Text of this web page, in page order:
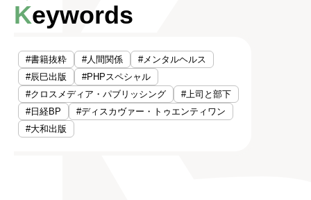
Keywords
#書籍抜粋 #人間関係
#メンタルヘルス
#辰巳出版
#PHPスペシャル
#クロスメディア・パブリッシング
#上司と部下
#日経BP
#ディスカヴァー・トゥエンティワン
#大和出版